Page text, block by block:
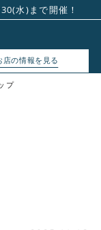
水)まで開催！
店の情報を見る
プ